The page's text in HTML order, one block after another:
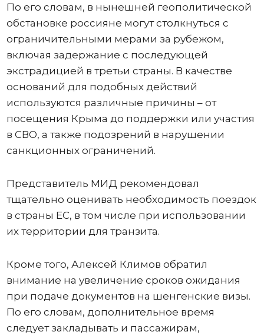
По его словам, в нынешней геополитической
обстановке россияне могут столкнуться с
ограничительными мерами за рубежом,
включая задержание с последующей
экстрадицией в третьи страны. В качестве
оснований для подобных действий
используются различные причины – от
посещения Крыма до поддержки или участия
в СВО, а также подозрений в нарушении
санкционных ограничений.
Представитель МИД рекомендовал
тщательно оценивать необходимость поездок
в страны ЕС, в том числе при использовании
их территории для транзита.
Кроме того, Алексей Климов обратил
внимание на увеличение сроков ожидания
при подаче документов на шенгенские визы.
По его словам, дополнительное время
следует закладывать и пассажирам,